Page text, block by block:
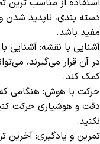
استفاده از مناسب ترین
دسته بندی، ناپدید شدن
مفید باشد.
آشنایی با نقشه: آشنایی
در آن قرار می‌گیرند،
کمک کند.
حرکت با هوش: هنگامی که
دقت و هوشیاری حرکت
نکنید.